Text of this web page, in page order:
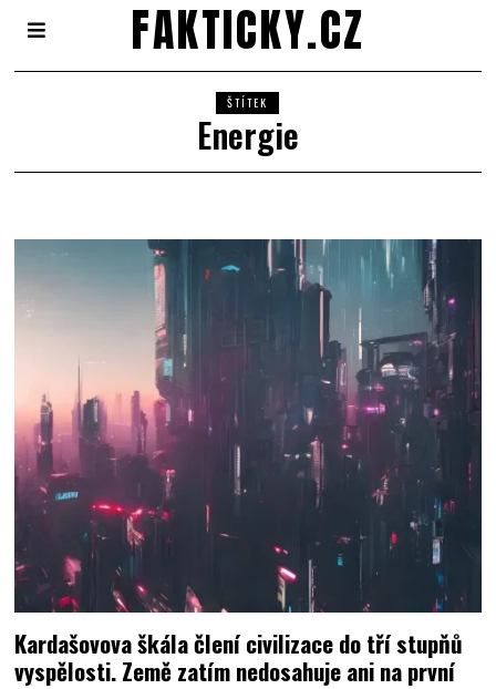
FAKTICKY.CZ
ŠTÍTEK
Energie
Kardašovova škála člení civilizace do tří stupňů
vyspělosti. Země zatím nedosahuje ani na první